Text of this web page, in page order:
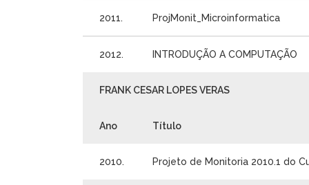
2011. ProjMonit_Microinformatica
2012. INTRODUÇÃO A COMPUTAÇÃO
FRANK CESAR LOPES VERAS
Ano Título
2010. Projeto de Monitoria 2010.1 do